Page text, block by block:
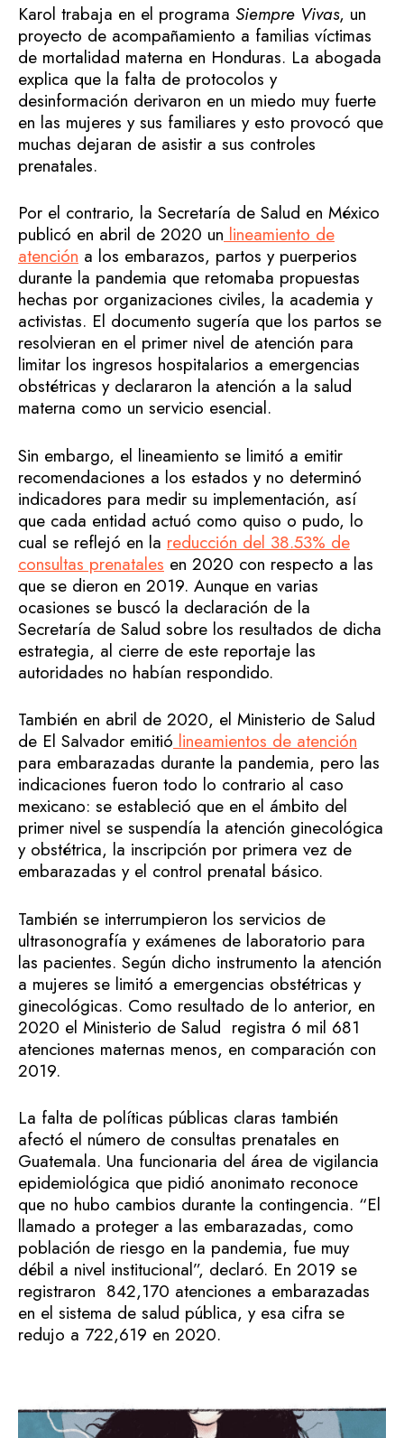
Karol trabaja en el programa Siempre Vivas, un
proyecto de acompañamiento a familias víctimas
de mortalidad materna en Honduras. La abogada
explica que la falta de protocolos y
desinformación derivaron en un miedo muy fuerte
en las mujeres y sus familiares y esto provocó que
muchas dejaran de asistir a sus controles
prenatales.
Por el contrario, la Secretaría de Salud en México
publicó en abril de 2020 un lineamiento de
atención a los embarazos, partos y puerperios
durante la pandemia que retomaba propuestas
hechas por organizaciones civiles, la academia y
activistas. El documento sugería que los partos se
resolvieran en el primer nivel de atención para
limitar los ingresos hospitalarios a emergencias
obstétricas y declararon la atención a la salud
materna como un servicio esencial.
Sin embargo, el lineamiento se limitó a emitir
recomendaciones a los estados y no determinó
indicadores para medir su implementación, así
que cada entidad actuó como quiso o pudo, lo
cual se reflejó en la reducción del 38.53% de
consultas prenatales en 2020 con respecto a las
que se dieron en 2019. Aunque en varias
ocasiones se buscó la declaración de la
Secretaría de Salud sobre los resultados de dicha
estrategia, al cierre de este reportaje las
autoridades no habían respondido.
También en abril de 2020, el Ministerio de Salud
de El Salvador emitió lineamientos de atención
para embarazadas durante la pandemia, pero las
indicaciones fueron todo lo contrario al caso
mexicano: se estableció que en el ámbito del
primer nivel se suspendía la atención ginecológica
y obstétrica, la inscripción por primera vez de
embarazadas y el control prenatal básico.
También se interrumpieron los servicios de
ultrasonografía y exámenes de laboratorio para
las pacientes. Según dicho instrumento la atención
a mujeres se limitó a emergencias obstétricas y
ginecológicas. Como resultado de lo anterior, en
2020 el Ministerio de Salud registra 6 mil 681
atenciones maternas menos, en comparación con
2019.
La falta de políticas públicas claras también
afectó el número de consultas prenatales en
Guatemala. Una funcionaria del área de vigilancia
epidemiológica que pidió anonimato reconoce
que no hubo cambios durante la contingencia. “El
llamado a proteger a las embarazadas, como
población de riesgo en la pandemia, fue muy
débil a nivel institucional”, declaró. En 2019 se
registraron 842,170 atenciones a embarazadas
en el sistema de salud pública, y esa cifra se
redujo a 722,619 en 2020.